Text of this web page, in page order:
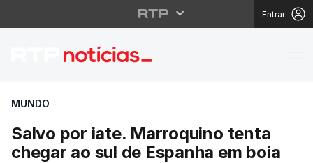
Entrar
Salvo por iate.
MUNDO
Salvo por iate. Marroquino tenta
chegar ao sul de Espanha em boia